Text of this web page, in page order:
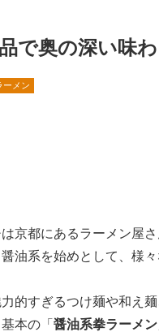
で奥の深い味
ーメン
京都にあるラーメン屋さ
油系を始めとして、様
的すぎるつけ麺や和え
本の「 醤油系拳ラーメン